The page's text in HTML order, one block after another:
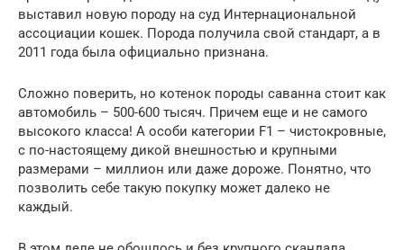
выставил новую породу на суд Интернациональной
ассоциации кошек. Порода получила свой стандарт, а в
2011 года была официально признана.
Сложно поверить, но котенок породы саванна стоит как
автомобиль – 500-600 тысяч. Причем еще и не самого
высокого класса! А особи категории F1 – чистокровные,
с по-настоящему дикой внешностью и крупными
размерами – миллион или даже дороже. Понятно, что
позволить себе такую покупку может далеко не
каждый.